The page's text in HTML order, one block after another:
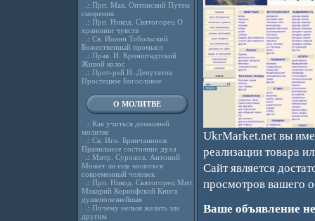
.: Прп. Мак. Оптинский Путем
смирения
.: Прп. Никод. Святогорец О
хранении чувств
.: Св. Иоанн Тобольский
Божественный промысл
.: Прав. И. Кронштадтский
Живой колос
.: Прот-рей Н. Депутатов
Простецкое Богословие
О МОЛИТВЕ
.: Как учиться домашней
молитве
.: Св. Игн. Брянчанинов
Правильное состояние духа
.: Митр. Сурожск. Антоний
Может ли еще молиться
современный человек
.: Прп. Никод. Святогорец Мит.
Макарий Коринфский Книга
душеполезнейшая
.: Почему нельзя желать зла
другим
UkrMarket.net вы
реализации товара
Сайт является
просмотров вашего
Ваше объявление